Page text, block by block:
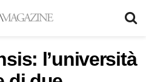
l’università